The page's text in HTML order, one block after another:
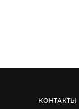
КОНТАКТЫ